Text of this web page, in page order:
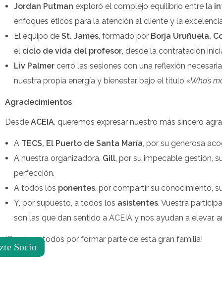
Jordan Putman exploró el complejo equilibrio entre la
enfoques éticos para la atención al cliente y la
El equipo de St. James, formado por Borja Uruñuela,
el ciclo de vida del profesor, desde la contratación
Liv Palmercerró las sesiones con una reflexión
nuestra propia energía y bienestar bajo el título «Who’s
Agradecimientos
Desde ACEIA, queremos expresar nuestro más sincero
A TECS, El Puerto de Santa María, por su generosa
A nuestra organizadora, Gill, por su impecable gestión,
perfección.
A todos los ponentes, por compartir su conocimiento,
Y, por supuesto, a todos los asistentes. Vuestra
son las que dan sentido a ACEIA y nos ayudan a
¡Gracias a todos por formar parte de esta gran familia!
Socio